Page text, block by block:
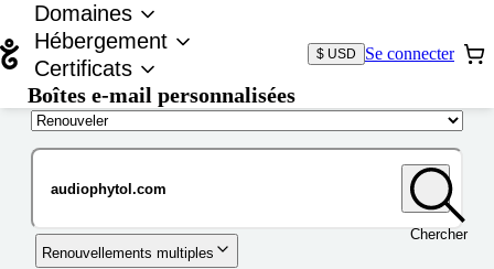
Domaines
Hébergement
Certificats
Boîtes e-mail personnalisées
$ USD Se connecter
Chercher
Renouvellements multiples